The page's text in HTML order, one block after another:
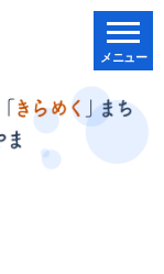
メニュー